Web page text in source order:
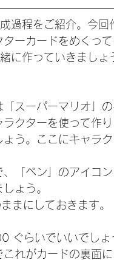
過程をご紹介。今回
ーカードをめくっ
に作っていきましょ
スーパーマリオ」
クターを使って作り
う。ここにキャラ
「ペン」のアイコ
ょう。
まにしておきます。
ぐらいでいいでしょ
れがカードの裏面に